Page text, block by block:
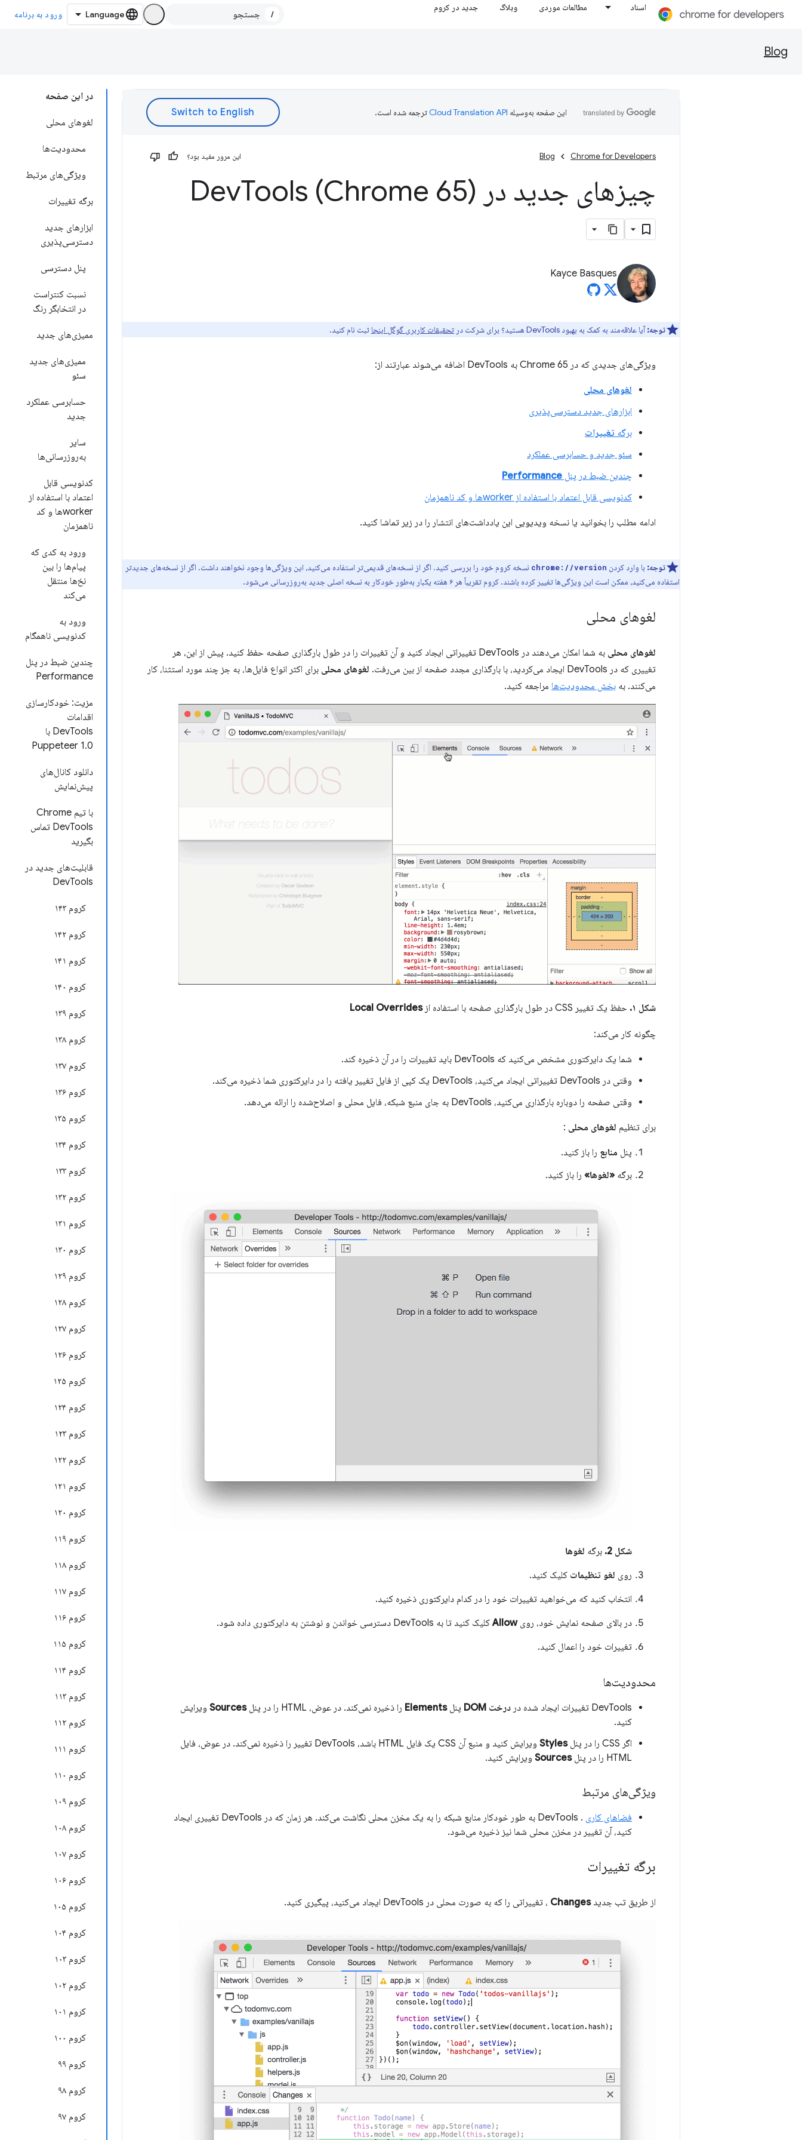
اسناد مطالعات موردی وبلاگ جدید در کروم
/ ورود به برنامه
Blog
در این صفحه
لغوهای محلی
محدودیت‌ها
ویژگی‌های مرتبط
برگه تغییرات
ابزارهای جدید
دسترسی‌پذیری
پنل دسترسی
نسبت کنتراست
در انتخابگر رنگ
ممیزی‌های جدید
ممیزی‌های جدید
سئو
حسابرسی عملکرد
جدید
سایر
به‌روزرسانی‌ها
کدنویسی قابل
اعتماد با استفاده از
workerها و کد
ناهمزمان
ورود به کدی که
پیام‌ها را بین
نخ‌ها منتقل
می‌کند
ورود به
کدنویسی ناهمگام
چندین ضبط در پنل
Performance
مزیت: خودکارسازی
اقدامات
DevTools با
Puppeteer 1.0
دانلود کانال‌های
پیش‌نمایش
با تیم Chrome
DevTools تماس
بگیرید
قابلیت‌های جدید در
DevTools
کروم ۱۴۳
کروم ۱۴۲
کروم ۱۴۱
کروم ۱۴۰
کروم ۱۳۹
کروم ۱۳۸
کروم ۱۳۷
کروم ۱۳۶
کروم ۱۳۵
کروم ۱۳۴
کروم ۱۳۳
کروم ۱۳۲
کروم ۱۳۱
کروم ۱۳۰
کروم ۱۲۹
کروم ۱۲۸
کروم ۱۲۷
کروم ۱۲۶
کروم ۱۲۵
کروم ۱۲۴
کروم ۱۲۳
کروم ۱۲۲
کروم ۱۲۱
کروم ۱۲۰
کروم ۱۱۹
کروم ۱۱۸
کروم ۱۱۷
کروم ۱۱۶
کروم ۱۱۵
کروم ۱۱۴
کروم ۱۱۳
کروم ۱۱۲
کروم ۱۱۱
کروم ۱۱۰
کروم ۱۰۹
کروم ۱۰۸
کروم ۱۰۷
کروم ۱۰۶
کروم ۱۰۵
کروم ۱۰۴
کروم ۱۰۳
کروم ۱۰۲
کروم ۱۰۱
کروم ۱۰۰
کروم ۹۹
کروم ۹۸
کروم ۹۷
این صفحه به‌وسیله ترجمه شده است.
Chrome for Developers
Blog این مرور مفید بود؟
چیزهای جدید در Dev Tools (Chrome 65)
Kayce Basques
توجه:آیا علاقه‌مند به کمک به بهبود DevTools هستید؟ برای شرکت در تحقیقات کاربری گوگل اینجا ثبت نام کنید.
ویژگی‌های جدیدی که در Chrome 65 به DevTools اضافه می‌شوند عبارتند از:
لغوهای محلی
ابزارهای جدید دسترسی‌پذیری
برگه تغییرات
سئو جدید و حسابرسی عملکرد
چندین ضبط در پنل Performance
کدنویسی قابل اعتماد با استفاده از workerها و کد ناهمزمان
ادامه مطلب را بخوانید یا نسخه ویدیویی این یادداشت‌های انتشار را در زیر تماشا کنید.
توجه: با وارد کردن chrome://version نسخه کروم خود را بررسی کنید. اگر از نسخه‌های قدیمی‌تر استفاده می‌کنید، این ویژگی‌ها وجود نخواهند داشت. اگر از نسخه‌های جدیدتر
استفاده می‌کنید، ممکن است این ویژگی‌ها تغییر کرده باشند. کروم تقریباً هر ۶ هفته یکبار به‌طور خودکار به نسخه اصلی جدید به‌روزرسانی می‌شود.
لغوهای محلی
لغوهای محلی
به شما امکان می‌دهند در DevTools تغییراتی ایجاد کنید و آن تغییرات را در طول بارگذاری صفحه حفظ کنید. پیش از این، هر
تغییری که در DevTools ایجاد می‌کردید، با بارگذاری مجدد صفحه از بین می‌رفت.
لغوهای محلی برای اکثر انواع فایل‌ها، به جز چند مورد استثنا، کار
می‌کنند. به بخش محدودیت‌ها مراجعه کنید.
شکل ۱. حفظ یک تغییر CSS در طول بارگذاری صفحه با استفاده از Local Overrides
چگونه کار می‌کند:
شما یک دایرکتوری مشخص می‌کنید که DevTools باید تغییرات را در آن ذخیره کند.
وقتی در DevTools تغییراتی ایجاد می‌کنید، DevTools یک کپی از فایل تغییر یافته را در دایرکتوری شما ذخیره می‌کند.
وقتی صفحه را دوباره بارگذاری می‌کنید، DevTools به جای منبع شبکه، فایل محلی و اصلاح‌شده را ارائه می‌دهد.
برای تنظیم لغوهای محلی :
پنل منابع را باز کنید.
برگه «لغوها» را باز کنید.
شکل 2. برگه لغوها
روی لغو تنظیمات کلیک کنید.
انتخاب کنید که می‌خواهید تغییرات خود را در کدام دایرکتوری ذخیره کنید.
در بالای صفحه نمایش خود، رویAllowکلیک کنید تا به DevTools دسترسی خواندن و نوشتن به دایرکتوری داده شود.
تغییرات خود را اعمال کنید.
محدودیت‌ها
DevTools تغییرات ایجاد شده در درخت DOM پنلElements را ذخیره نمی‌کند. در عوض، HTML را در پنل Sources ویرایش
کنید.
اگر CSS را در پنل
Styles
ویرایش کنید و منبع آن CSS یک فایل HTML باشد، DevTools تغییر را ذخیره نمی‌کند. در عوض، فایل
HTML را در پنل
Sources ویرایش کنید.
ویژگی‌های مرتبط
فضاهای کاری
. DevTools به طور خودکار منابع شبکه را به یک مخزن محلی نگاشت می‌کند. هر زمان که در DevTools تغییری ایجاد
کنید، آن تغییر در مخزن محلی شما نیز ذخیره می‌شود.
برگه تغییرات
از طریق تب جدیدChanges ، تغییراتی را که به صورت محلی در DevTools ایجاد می‌کنید، پیگیری کنید.